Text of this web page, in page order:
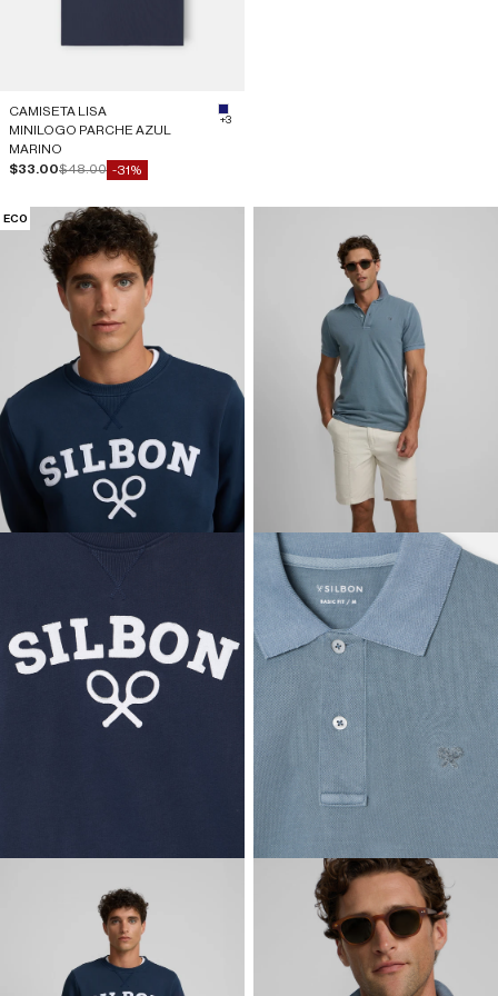
CAMISETA LISA
MINILOGO PARCHE AZUL
MARINO
Precio de oferta
$33.00Precio normal
$48.00 -31%
#191970
+3
ECO